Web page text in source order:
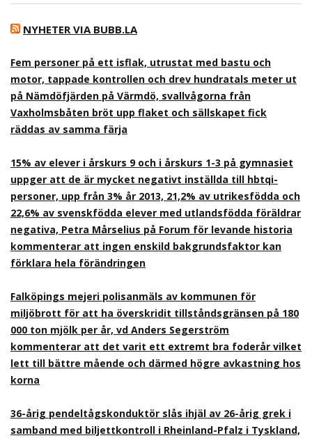
NYHETER VIA BUBB.LA
Fem personer på ett isflak, utrustat med bastu och
motor, tappade kontrollen och drev hundratals meter ut
på Nämdöfjärden på Värmdö, svallvågorna från
Vaxholmsbåten bröt upp flaket och sällskapet fick
räddas av samma färja
15% av elever i årskurs 9 och i årskurs 1-3 på gymnasiet
uppger att de är mycket negativt inställda till hbtqi-
personer, upp från 3% år 2013, 21,2% av utrikesfödda och
22,6% av svenskfödda elever med utlandsfödda föräldrar
negativa, Petra Mårselius på Forum för levande historia
kommenterar att ingen enskild bakgrundsfaktor kan
förklara hela förändringen
Falköpings mejeri polisanmäls av kommunen för
miljöbrott för att ha överskridit tillståndsgränsen på 180
000 ton mjölk per år, vd Anders Segerström
kommenterar att det varit ett extremt bra foderår vilket
lett till bättre mående och därmed högre avkastning hos
korna
36-årig pendeltågskonduktör slås ihjäl av 26-årig grek i
samband med biljettkontroll i Rheinland-Pfalz i Tyskland,